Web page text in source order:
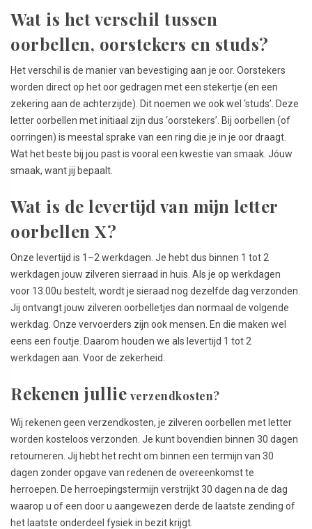
Wat is het verschil tussen
oorbellen, oorstekers en studs?
Het verschil is de manier van bevestiging aan je oor. Oorstekers
worden direct op het oor gedragen met een stekertje (en een
zekering aan de achterzijde). Dit noemen we ook wel ‘studs’. Deze
letter oorbellen met initiaal zijn dus ‘oorstekers’. Bij oorbellen (of
oorringen) is meestal sprake van een ring die je in je oor draagt.
Wat het beste bij jou past is vooral een kwestie van smaak. Jóuw
smaak, want jij bepaalt.
Wat is de levertijd van mijn letter
oorbellen X?
Onze levertijd is 1–2 werkdagen. Je hebt dus binnen 1 tot 2
werkdagen jouw zilveren sierraad in huis. Als je op werkdagen
voor 13.00u bestelt, wordt je sieraad nog dezelfde dag verzonden.
Jij ontvangt jouw zilveren oorbelletjes dan normaal de volgende
werkdag. Onze vervoerders zijn ook mensen. En die maken wel
eens een foutje. Daarom houden we als levertijd 1 tot 2
werkdagen aan. Voor de zekerheid.
Rekenen jullie verzendkosten?
Wij rekenen geen verzendkosten, je zilveren oorbellen met letter
worden kosteloos verzonden. Je kunt bovendien binnen 30 dagen
retourneren. Jij hebt het recht om binnen een termijn van 30
dagen zonder opgave van redenen de overeenkomst te
herroepen. De herroepingstermijn verstrijkt 30 dagen na de dag
waarop u of een door u aangewezen derde de laatste zending of
het laatste onderdeel fysiek in bezit krijgt.